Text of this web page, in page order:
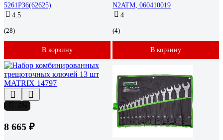
5261P36(62625)
4.5
(28)
В корзину
N2ATM, 060410019
4
(4)
В корзину
8 665 ₽